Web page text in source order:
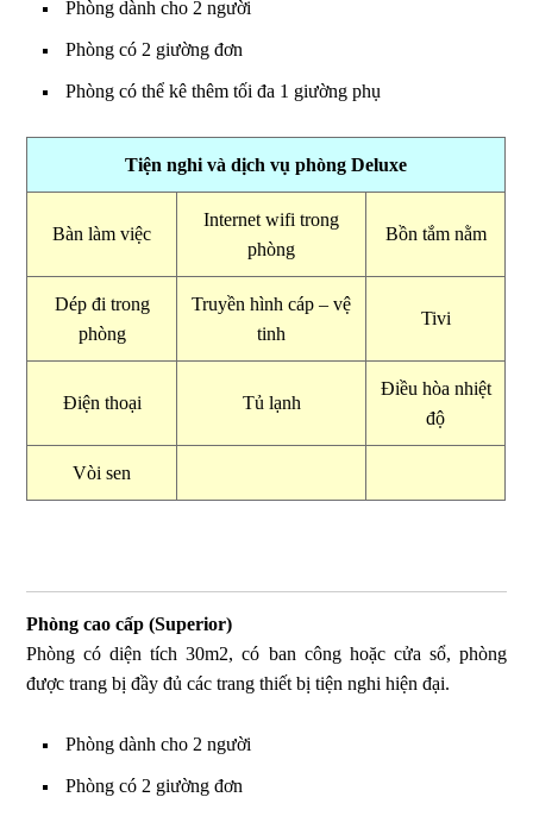
Phòng dành cho 2 người
Phòng có 2 giường đơn
Phòng có thể kê thêm tối đa 1 giường phụ
Tiện nghi và dịch vụ phòng Deluxe
Bàn làm việc
Internet wifi trong
phòng
Bồn tắm nằm
Dép đi trong
phòng
Truyền hình cáp – vệ
tinh
Tivi
Điện thoại Tủ lạnh
Điều hòa nhiệt
độ
Vòi sen
Phòng cao cấp (Superior)
Phòng có diện tích 30m2, có ban công hoặc cửa sổ, phòng
được trang bị đầy đủ các trang thiết bị tiện nghi hiện đại.
Phòng dành cho 2 người
Phòng có 2 giường đơn